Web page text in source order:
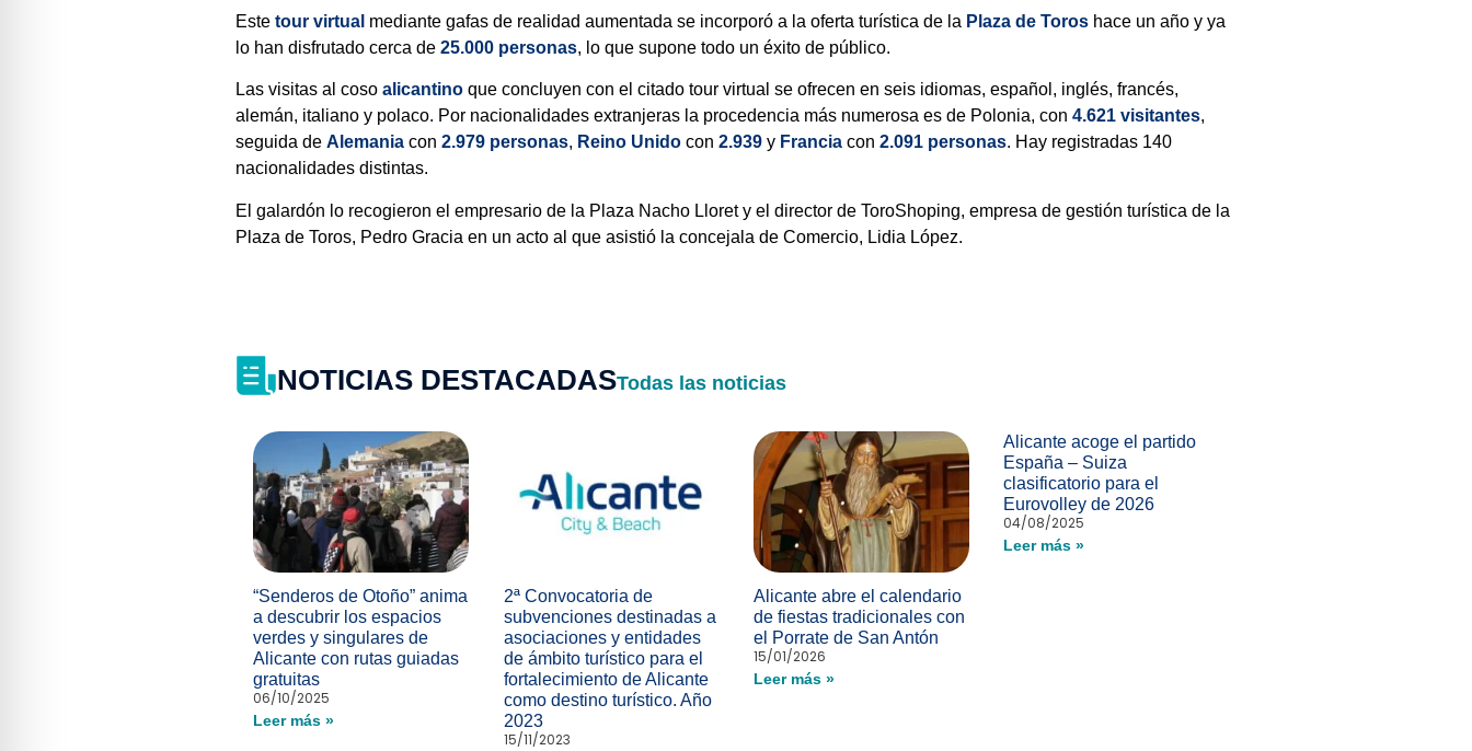
Este tour virtual mediante gafas de realidad aumentada se incorporó a la oferta turística de la Plaza de Toros hace un año y ya
lo han disfrutado cerca de25.000 personas, lo que supone todo un éxito de público.
Las visitas al cosoalicantinoque concluyen con el citado tour virtual se ofrecen en seis idiomas, español, inglés, francés,
alemán, italiano y polaco. Por nacionalidades extranjeras la procedencia más numerosa es de Polonia, con 4.621 visitantes,
seguida deAlemaniacon2.979 personas, Reino Unido con2.939 y Franciacon2.091 personas. Hay registradas 140
nacionalidades distintas.
El galardón lo recogieron el empresario de la Plaza Nacho Lloret y el director de ToroShoping, empresa de gestión turística de la
Plaza de Toros, Pedro Gracia en un acto al que asistió la concejala de Comercio, Lidia López.
NOTICIAS DESTACADASTodas las noticias
“Senderos de Otoño” anima
a descubrir los espacios
verdes y singulares de
Alicante con rutas guiadas
gratuitas
06/10/2025
Leer más »
2ª Convocatoria de
subvenciones destinadas a
asociaciones y entidades
de ámbito turístico para el
fortalecimiento de Alicante
como destino turístico. Año
2023
15/11/2023
Alicante abre el calendario
de fiestas tradicionales con
el Porrate de San Antón
15/01/2026
Leer más »
Alicante acoge el partido
España – Suiza
clasificatorio para el
Eurovolley de 2026
04/08/2025
Leer más »